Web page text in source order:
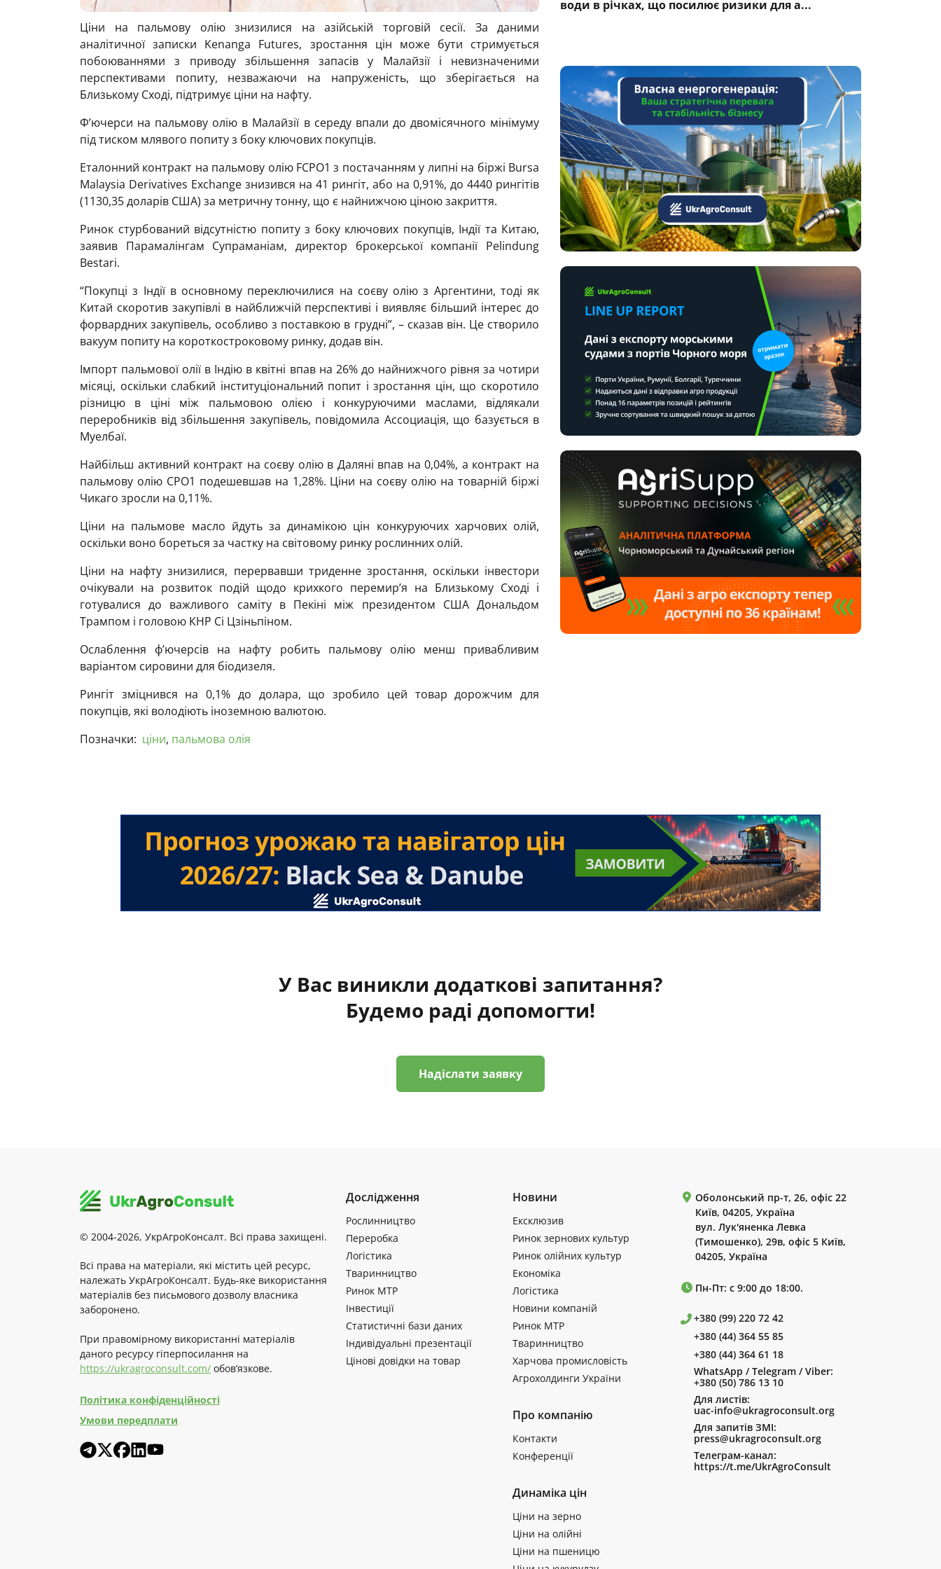
Ціни на пальмову олію знизилися на азійській торговій сесії. За даними
аналітичної записки Kenanga Futures, зростання цін може бути стримується
побоюваннями з приводу збільшення запасів у Малайзії і невизначеними
перспективами попиту, незважаючи на напруженість, що зберігається на
Близькому Сході, підтримує ціни на нафту.
Ф’ючерси на пальмову олію в Малайзії в середу впали до двомісячного мінімуму
під тиском млявого попиту з боку ключових покупців.
Еталонний контракт на пальмову олію FCPO1 з постачанням у липні на біржі Bursa
Malaysia Derivatives Exchange знизився на 41 рингіт, або на 0,91%, до 4440 рингітів
(1130,35 доларів США) за метричну тонну, що є найнижчою ціною закриття.
Ринок стурбований відсутністю попиту з боку ключових покупців, Індії та Китаю,
заявив Парамалінгам Супраманіам, директор брокерської компанії Pelindung
Bestari.
“Покупці з Індії в основному переключилися на соєву олію з Аргентини, тоді як
Китай скоротив закупівлі в найближчій перспективі і виявляє більший інтерес до
форвардних закупівель, особливо з поставкою в грудні”, – сказав він. Це створило
вакуум попиту на короткостроковому ринку, додав він.
Імпорт пальмової олії в Індію в квітні впав на 26% до найнижчого рівня за чотири
місяці, оскільки слабкий інституціональний попит і зростання цін, що скоротило
різницю в ціні між пальмовою олією і конкуруючими маслами, відлякали
переробників від збільшення закупівель, повідомила Ассоциація, що базується в
Муелбаї.
Найбільш активний контракт на соєву олію в Даляні впав на 0,04%, а контракт на
пальмову олію CPO1 подешевшав на 1,28%. Ціни на соєву олію на товарній біржі
Чикаго зросли на 0,11%.
Ціни на пальмове масло йдуть за динамікою цін конкуруючих харчових олій,
оскільки воно бореться за частку на світовому ринку рослинних олій.
Ціни на нафту знизилися, перервавши триденне зростання, оскільки інвестори
очікували на розвиток подій щодо крихкого перемир’я на Близькому Сході і
готувалися до важливого саміту в Пекіні між президентом США Дональдом
Трампом і головою КНР Сі Цзіньпіном.
Ослаблення ф’ючерсів на нафту робить пальмову олію менш привабливим
варіантом сировини для біодизеля.
Рингіт зміцнився на 0,1% до долара, що зробило цей товар дорожчим для
покупців, які володіють іноземною валютою.
Позначки: ціни, пальмова олія
води в річках, що посилює ризики для а...
У Вас виникли додаткові запитання?
Будемо раді допомогти!
Надіслати заявку
© 2004-2026, УкрАгроКонсалт. Всі права захищені.
Всі права на матеріали, які містить цей ресурс,
належать УкрАгроКонсалт. Будь-яке використання
матеріалів без письмового дозволу власника
заборонено.
При правомірному використанні матеріалів
даного ресурсу гіперпосилання на
https://ukragroconsult.com/ обов’язкове.
Політика конфіденційності
Умови передплати
Дослідження
Рослинництво
Переробка
Логістика
Тваринництво
Ринок МТР
Інвестиції
Статистичні бази даних
Індивідуальні презентації
Цінові довідки на товар
Новини
Ексклюзив
Ринок зернових культур
Ринок олійних культур
Економіка
Логістика
Новини компаній
Ринок МТР
Тваринництво
Харчова промисловість
Агрохолдинги України
Про компанію
Контакти
Конференції
Динаміка цін
Ціни на зерно
Ціни на олійні
Ціни на пшеницю
Оболонський пр-т, 26, офіс 22
Київ, 04205, Україна
вул. Лук'яненка Левка
(Тимошенко), 29в, офіс 5 Київ,
04205, Україна
Пн-Пт: с 9:00 до 18:00.
+380 (99) 220 72 42
+380 (44) 364 55 85
+380 (44) 364 61 18
WhatsApp / Telegram / Viber:
+380 (50) 786 13 10
Для листів:
uac-info@ukragroconsult.org
Для запитів ЗМІ:
press@ukragroconsult.org
Телеграм-канал:
https://t.me/UkrAgroConsult